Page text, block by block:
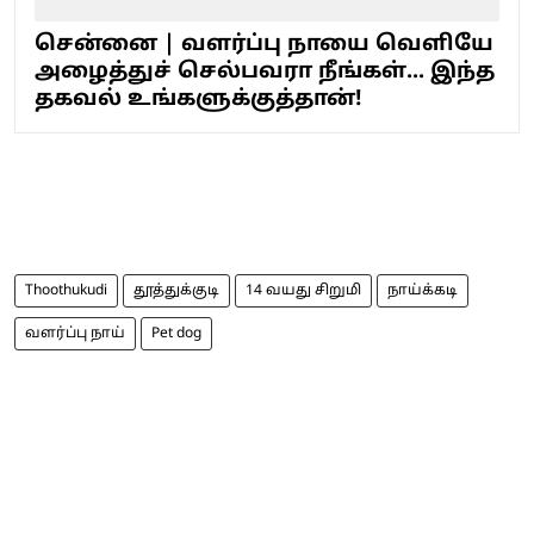
சென்னை | வளர்ப்பு நாயை வெளியே
அழைத்துச் செல்பவரா நீங்கள்... இந்த
தகவல் உங்களுக்குத்தான்!
Thoothukudi தூத்துக்குடி 14 வயது சிறுமி நாய்க்கடி
வளர்ப்பு நாய் Pet dog